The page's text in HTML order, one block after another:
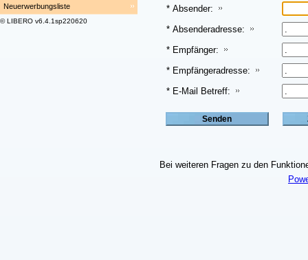
Neuerwerbungsliste
© LIBERO v6.4.1sp220620
* Absender:
* Absenderadresse:
* Empfänger:
* Empfängeradresse:
* E-Mail Betreff:
Bei weiteren Fragen zu den